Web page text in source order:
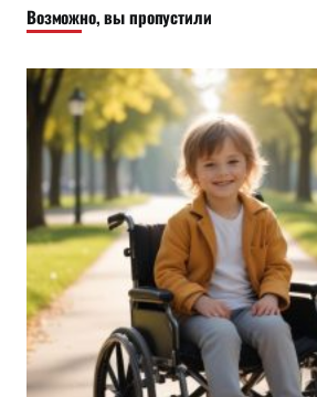
Возможно, вы пропустили